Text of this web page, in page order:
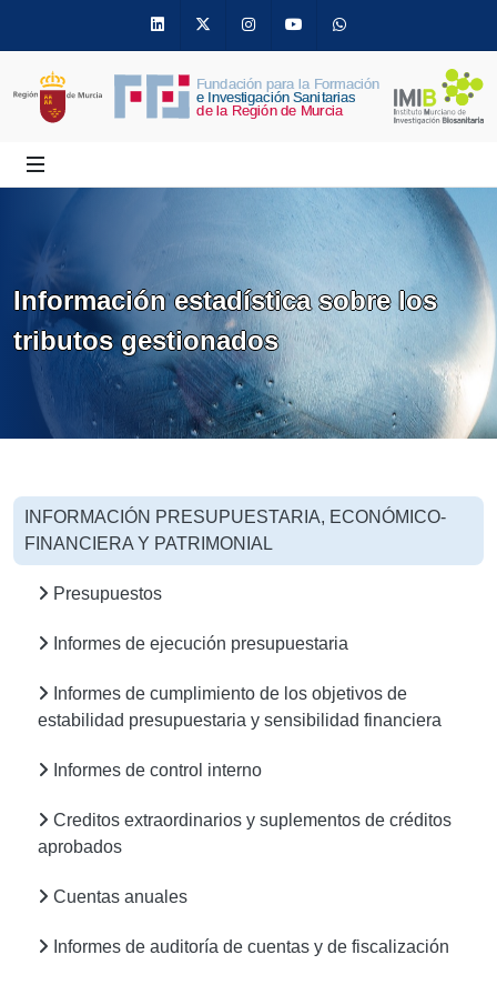
Linkedin Twitter InstagramYoutube
Información estadística sobre los
tributos gestionados
INFORMACIÓN PRESUPUESTARIA, ECONÓMICO-
FINANCIERA Y PATRIMONIAL
Presupuestos
Informes de ejecución presupuestaria
Informes de cumplimiento de los objetivos de
estabilidad presupuestaria y sensibilidad financiera
Informes de control interno
Creditos extraordinarios y suplementos de créditos
aprobados
Cuentas anuales
Informes de auditoría de cuentas y de fiscalización